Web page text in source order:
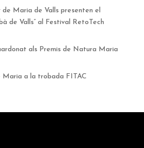
de Maria de Valls presenten el
de Valls” al Festival RetoTech
als Premis de Natura Maria
Maria a la trobada FITAC